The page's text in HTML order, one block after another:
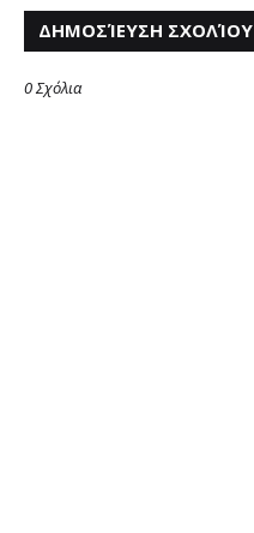
ΔΗΜΟΣΊΕΥΣΗ ΣΧΟΛΊΟΥ
0 Σχόλια